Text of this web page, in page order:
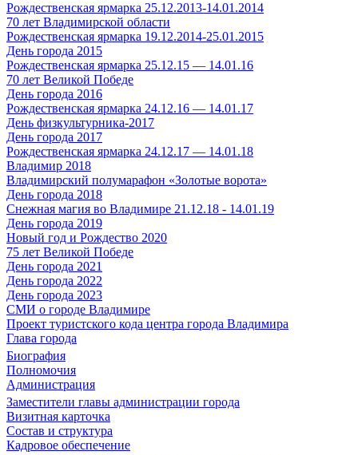
Рождественская ярмарка 25.12.2013-14.01.2014
70 лет Владимирской области
Рождественская ярмарка 19.12.2014-25.01.2015
День города 2015
Рождественская ярмарка 25.12.15 — 14.01.16
70 лет Великой Победе
День города 2016
Рождественская ярмарка 24.12.16 — 14.01.17
День физкультурника-2017
День города 2017
Рождественская ярмарка 24.12.17 — 14.01.18
Владимир 2018
Владимирский полумарафон «Золотые ворота»
День города 2018
Снежная магия во Владимире 21.12.18 - 14.01.19
День города 2019
Новый год и Рождество 2020
75 лет Великой Победе
День города 2021
День города 2022
День города 2023
СМИ о городе Владимире
Проект туристского кода центра города Владимира
Глава города
Биография
Полномочия
Администрация
Заместители главы администрации города
Визитная карточка
Состав и структура
Кадровое обеспечение